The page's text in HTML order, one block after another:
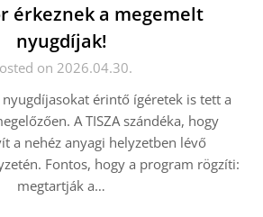
érkeznek a megemelt
nyugdíjak!
on 2026.04.30.
nyugdíjasokat érintő ígéretek is tett a
A TISZA szándéka, hogy
a nehéz anyagi helyzetben lévő
Fontos, hogy a program rögzíti:
megtartják a…